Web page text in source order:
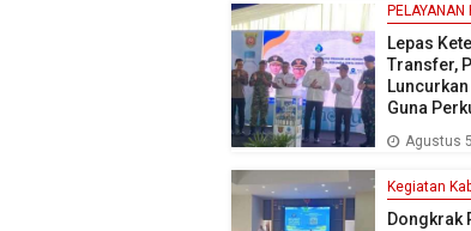
PELAYANAN
Lepas
Transfer,
Luncurkan
Guna
Agustus
Kegiatan
Dongkrak